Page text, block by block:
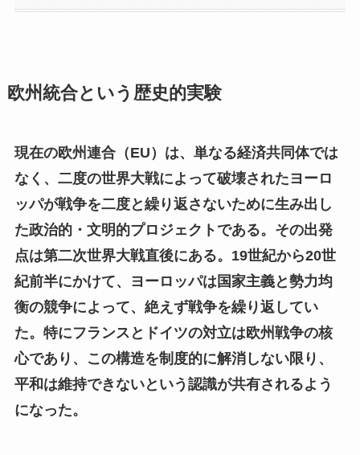
欧州統合という歴史的実験
現在の欧州連合（EU）は、単なる経済共同体では
なく、二度の世界大戦によって破壊されたヨーロ
ッパが戦争を二度と繰り返さないために生み出し
た政治的・文明的プロジェクトである。その出発
点は第二次世界大戦直後にある。19世紀から20世
紀前半にかけて、ヨーロッパは国家主義と勢力均
衡の競争によって、絶えず戦争を繰り返してい
た。特にフランスとドイツの対立は欧州戦争の核
心であり、この構造を制度的に解消しない限り、
平和は維持できないという認識が共有されるよう
になった。